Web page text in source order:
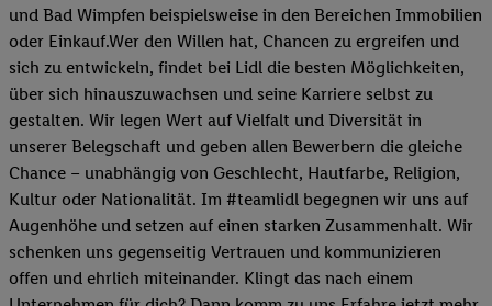
und Bad Wimpfen beispielsweise in den Bereichen Immobilien
oder Einkauf.Wer den Willen hat, Chancen zu ergreifen und
sich zu entwickeln, findet bei Lidl die besten Möglichkeiten,
über sich hinauszuwachsen und seine Karriere selbst zu
gestalten. Wir legen Wert auf Vielfalt und Diversität in
unserer Belegschaft und geben allen Bewerbern die gleiche
Chance – unabhängig von Geschlecht, Hautfarbe, Religion,
Kultur oder Nationalität. Im #teamlidl begegnen wir uns auf
Augenhöhe und setzen auf einen starken Zusammenhalt. Wir
schenken uns gegenseitig Vertrauen und kommunizieren
offen und ehrlich miteinander. Klingt das nach einem